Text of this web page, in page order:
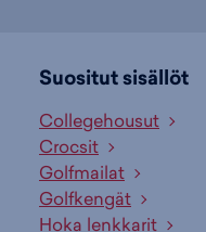
Suositut sisällöt
Collegehousut
Crocsit
Golfmailat
Golfkengät
Hoka lenkkarit